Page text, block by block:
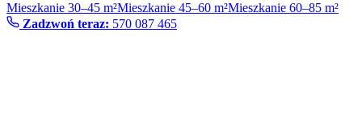
Mieszkanie 30–45 m²Mieszkanie 45–60 m²Mieszkanie 60–85 m²
Zadzwoń teraz: 570 087 465